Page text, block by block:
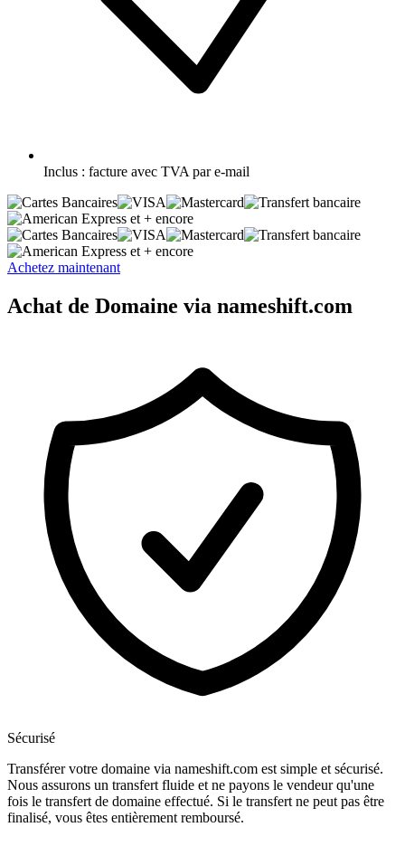
Inclus : facture avec TVA par e-mail
et + encore
et + encore
Achetez maintenant
Achat de Domaine via nameshift.com
Sécurisé
Transférer votre domaine via nameshift.com est simple et sécurisé.
Nous assurons un transfert fluide et ne payons le vendeur qu'une
fois le transfert de domaine effectué. Si le transfert ne peut pas être
finalisé, vous êtes entièrement remboursé.